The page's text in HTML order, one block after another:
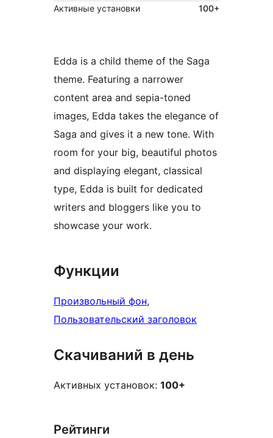
Активные установки
100+
Edda is a child theme of the Saga
theme. Featuring a narrower
content area and sepia-toned
images, Edda takes the elegance of
Saga and gives it a new tone. With
room for your big, beautiful photos
and displaying elegant, classical
type, Edda is built for dedicated
writers and bloggers like you to
showcase your work.
Функции
Произвольный фон
Пользовательский заголовок
Скачиваний в день
Активных установок: 100+
Рейтинги